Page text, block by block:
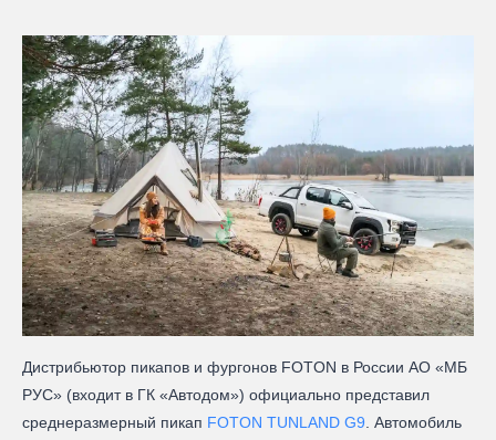
Дистрибьютор пикапов и фургонов FOTON в России АО «МБ
РУС» (входит в ГК «Автодом») официально представил
среднеразмерный пикап FOTON TUNLAND G9 . Автомобиль